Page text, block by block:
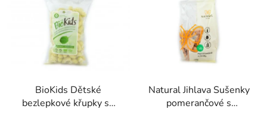
BioKids Dětské
bezlepkové křupky se
Natural Jihlava Sušenky
pomerančové s